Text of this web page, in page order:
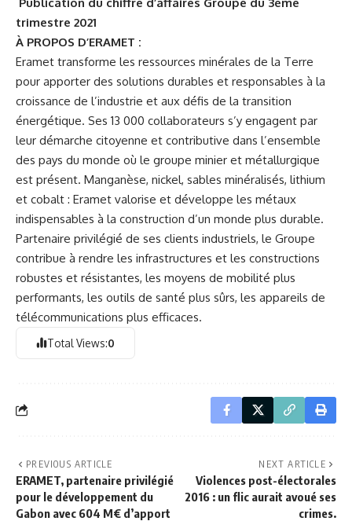
trimestre 2021
À PROPOS D’ERAMET :
Eramet transforme les ressources minérales de la Terre
pour apporter des solutions durables et responsables à la
croissance de l’industrie et aux défis de la transition
énergétique. Ses 13 000 collaborateurs s’y engagent par
leur démarche citoyenne et contributive dans l’ensemble
des pays du monde où le groupe minier et métallurgique
est présent. Manganèse, nickel, sables minéralisés, lithium
et cobalt : Eramet valorise et développe les métaux
indispensables à la construction d’un monde plus durable.
Partenaire privilégié de ses clients industriels, le Groupe
contribue à rendre les infrastructures et les constructions
robustes et résistantes, les moyens de mobilité plus
performants, les outils de santé plus sûrs, les appareils de
télécommunications plus efficaces.
Total Views:0
PREVIOUS ARTICLE
ERAMET, partenaire privilégié
pour le développement du
Gabon avec 604 M€ d’apport
NEXT ARTICLE
Violences post-électorales
2016 : un flic aurait avoué ses
crimes.